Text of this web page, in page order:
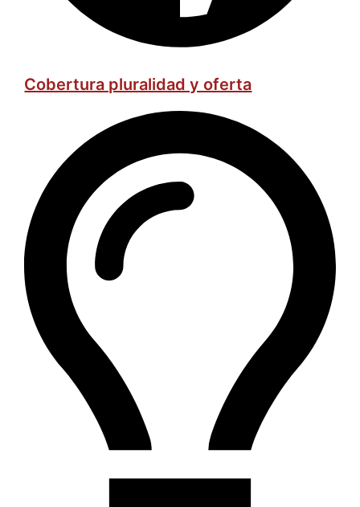
Cobertura pluralidad y oferta